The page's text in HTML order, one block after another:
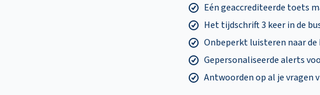
Eén geaccrediteerde toets
Het tijdschrift 3 keer in de
Onbeperkt luisteren naar de
Gepersonaliseerde alerts
Antwoorden op al je vragen